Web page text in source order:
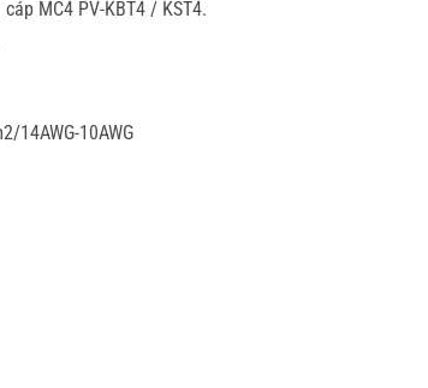
MC4 PV-KBT4 / KST4.
14AWG-10AWG